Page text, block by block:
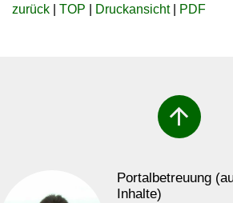
zurück TOP Druckansicht| PDF
arrow_upward
Portalbetreuung
Inhalte)